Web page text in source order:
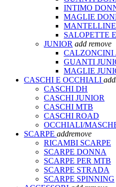
INTIMO
MAGLIE
SALOPETTE
JUNIOR add remove
CALZONCINI
GUANTI
MAGLIE
CASCHI E OCCHIALI add
CASCHI DH
CASCHI JUNIOR
CASCHI MTB
CASCHI ROAD
OCCHIALI/
SCARPE addremove
RICAMBI SCARPE
SCARPE DONNA
SCARPE PER MTB
SCARPE STRADA
SCARPE SPINNING